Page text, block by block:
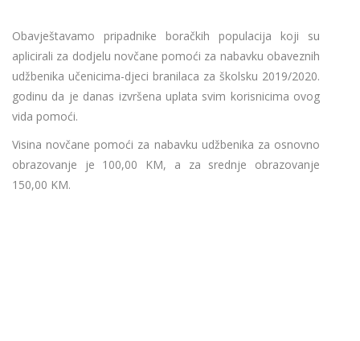
Obavještavamo pripadnike boračkih populacija koji su
aplicirali za dodjelu novčane pomoći za nabavku obaveznih
udžbenika učenicima-djeci branilaca za školsku 2019/2020.
godinu da je danas izvršena uplata svim korisnicima ovog
vida pomoći.
Visina novčane pomoći za nabavku udžbenika za osnovno
obrazovanje je 100,00 KM, a za srednje obrazovanje
150,00 KM.